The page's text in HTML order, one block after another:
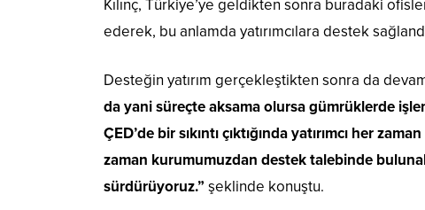
Kılınç, Türkiye’ye geldikten sonra buradaki
ederek, bu anlamda yatırımcılara destek
Desteğin yatırım gerçekleştikten sonra da
da yani süreçte aksama olursa gümrüklerde
ÇED’de bir sıkıntı çıktığında yatırımcı her
zaman kurumumuzdan destek talebinde
sürdürüyoruz.” şeklinde konuştu.